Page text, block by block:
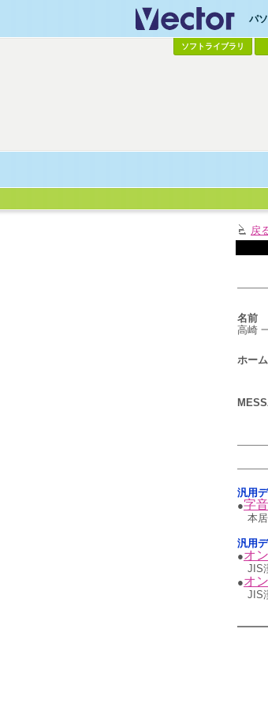
パ
ソフトライブラリ
戻
名前
高崎
ホー
汎用
●字
本
汎用
●オ
JIS
●オ
JIS